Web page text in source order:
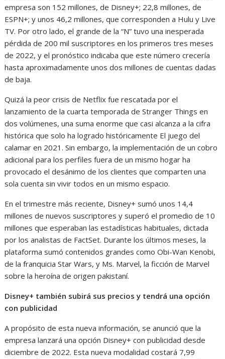
empresa son 152 millones, de Disney+; 22,8 millones, de
ESPN+; y unos 46,2 millones, que corresponden a Hulu y Live
TV. Por otro lado, el grande de la “N” tuvo una inesperada
pérdida de 200 mil suscriptores en los primeros tres meses
de 2022, y el pronóstico indicaba que este número crecería
hasta aproximadamente unos dos millones de cuentas dadas
de baja.
Quizá la peor crisis de Netflix fue rescatada por el
lanzamiento de la cuarta temporada de Stranger Things en
dos volúmenes, una suma enorme que casi alcanza a la cifra
histórica que solo ha logrado históricamente El juego del
calamar en 2021. Sin embargo, la implementación de un cobro
adicional para los perfiles fuera de un mismo hogar ha
provocado el desánimo de los clientes que comparten una
sola cuenta sin vivir todos en un mismo espacio.
En el trimestre más reciente, Disney+ sumó unos 14,4
millones de nuevos suscriptores y superó el promedio de 10
millones que esperaban las estadísticas habituales, dictada
por los analistas de FactSet. Durante los últimos meses, la
plataforma sumó contenidos grandes como Obi-Wan Kenobi,
de la franquicia Star Wars, y Ms. Marvel, la ficción de Marvel
sobre la heroína de origen pakistaní.
Disney+ también subirá sus precios y tendrá una opción
con publicidad
A propósito de esta nueva información, se anunció que la
empresa lanzará una opción Disney+ con publicidad desde
diciembre de 2022. Esta nueva modalidad costará 7,99